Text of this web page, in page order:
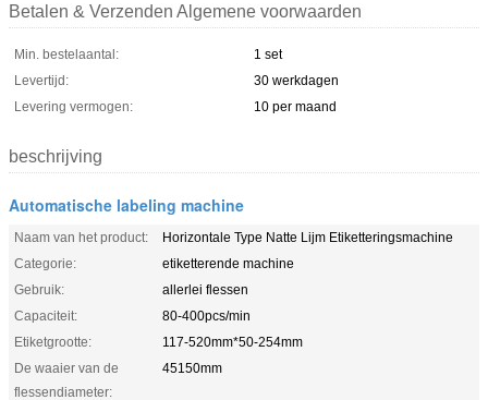
Betalen & Verzenden Algemene voorwaarden
Min. bestelaantal:
1 set
Levertijd:
30 werkdagen
Levering vermogen:
10 per maand
beschrijving
Automatische labeling machine
Naam van het product:
Horizontale Type Natte Lijm Etiketteringsmachine
Categorie:
etiketterende machine
Gebruik:
allerlei flessen
Capaciteit:
80-400pcs/min
Etiketgrootte:
117-520mm*50-254mm
De waaier van de
flessendiameter:
45150mm